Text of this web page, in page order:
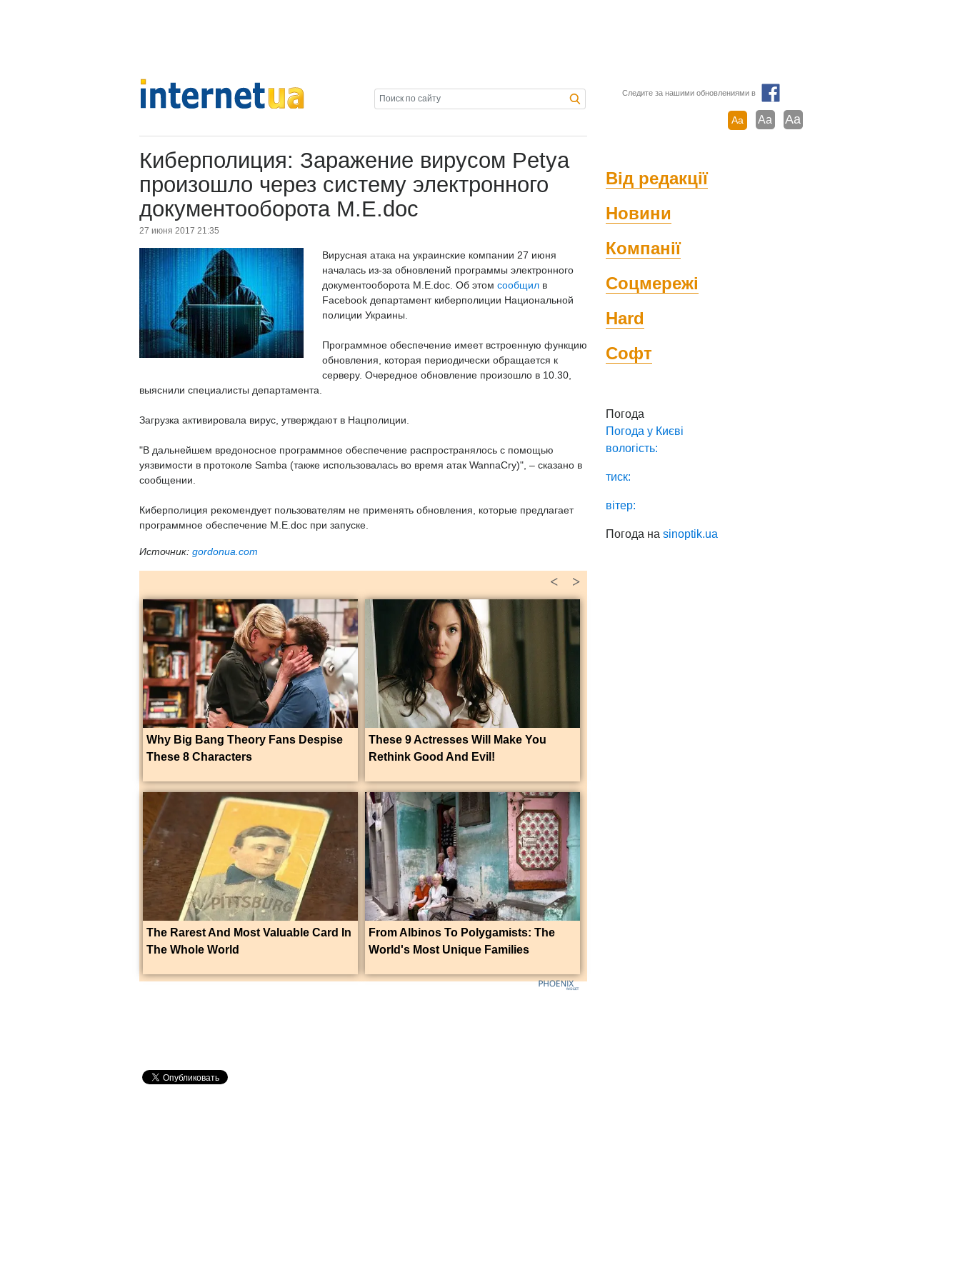
Следите за нашими обновлениями в
Aa Aa Aa
Киберполиция: Заражение вирусом Petya
произошло через систему электронного
документооборота M.E.doc
27 июня 2017 21:35
Вирусная атака на украинские компании 27 июня
началась из-за обновлений программы электронного
документооборота M.E.doc. Об этом сообщил в
Facebook департамент киберполиции Национальной
полиции Украины.
Программное обеспечение имеет встроенную функцию
обновления, которая периодически обращается к
серверу. Очередное обновление произошло в 10.30,
выяснили специалисты департамента.
Загрузка активировала вирус, утверждают в Нацполиции.
"В дальнейшем вредоносное программное обеспечение распространялось с помощью
уязвимости в протоколе Samba (также использовалась во время атак WannaCry)", – сказано в
сообщении.
Киберполиция рекомендует пользователям не применять обновления, которые предлагает
программное обеспечение M.E.doc при запуске.
Источник: gordonua.com
>
<
Why Big Bang Theory Fans Despise
These 8 Characters
These 9 Actresses Will Make You
Rethink Good And Evil!
The Rarest And Most Valuable Card In
The Whole World
From Albinos To Polygamists: The
World's Most Unique Families
Від редакції
Новини
Компанії
Соцмережі
Hard
Софт
Погода
Погода у Києві
вологість:
тиск:
вітер:
Погода наsinoptik.ua